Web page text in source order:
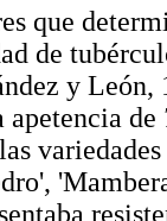
que
de
y León,
de